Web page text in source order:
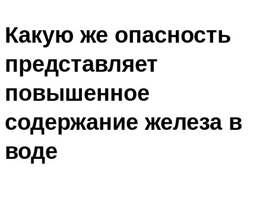
Какую же опасность
представляет
повышенное
содержание железа в
воде